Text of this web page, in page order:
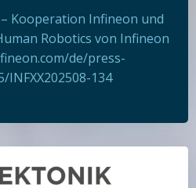
Kooperation Infineon und
Robotics von Infineon
de/press-
INFXX202508-134